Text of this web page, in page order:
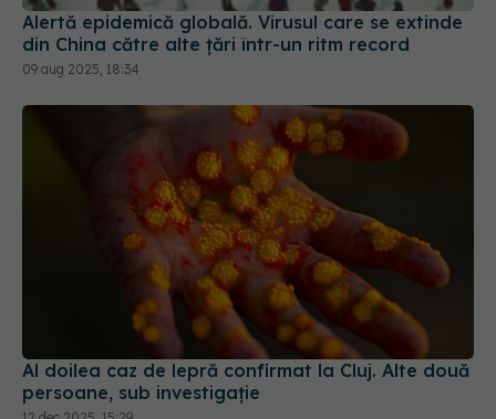
09 aug 2025, 18:34
Al doilea caz de lepră confirmat la Cluj. Alte două
persoane, sub investigație
12 dec 2025, 15:29